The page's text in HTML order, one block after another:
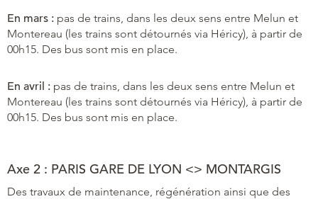
En mars : pas de trains, dans les deux sens entre Melun et
Montereau (les trains sont détournés via Héricy), à partir de
00h15. Des bus sont mis en place.
En avril : pas de trains, dans les deux sens entre Melun et
Montereau (les trains sont détournés via Héricy), à partir de
00h15. Des bus sont mis en place.
Axe 2 : PARIS GARE DE LYON <> MONTARGIS
Des travaux de maintenance, régénération ainsi que des